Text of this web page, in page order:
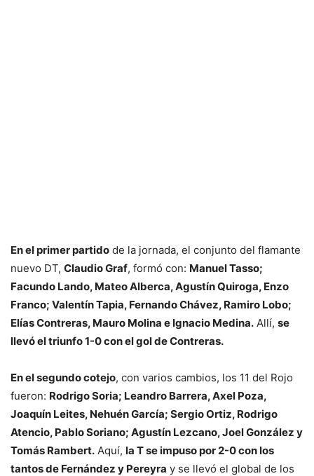
En el primer partido de la jornada, el conjunto del flamante
nuevo DT, Claudio Graf, formó con: Manuel Tasso;
Facundo Lando, Mateo Alberca, Agustín Quiroga, Enzo
Franco; Valentín Tapia, Fernando Chávez, Ramiro Lobo;
Elías Contreras, Mauro Molina e Ignacio Medina. Allí, se
llevó el triunfo 1-0 con el gol de Contreras.
En el segundo cotejo, con varios cambios, los 11 del Rojo
fueron: Rodrigo Soria; Leandro Barrera, Axel Poza,
Joaquín Leites, Nehuén García; Sergio Ortiz, Rodrigo
Atencio, Pablo Soriano; Agustín Lezcano, Joel González y
Tomás Rambert. Aquí, la T se impuso por 2-0 con los
tantos de Fernández y Pereyra y se llevó el global de los